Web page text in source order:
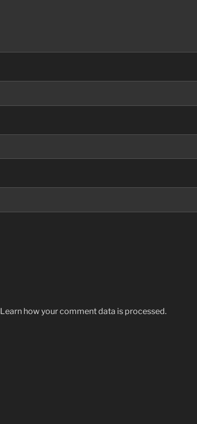
Learn how your comment data is processed.